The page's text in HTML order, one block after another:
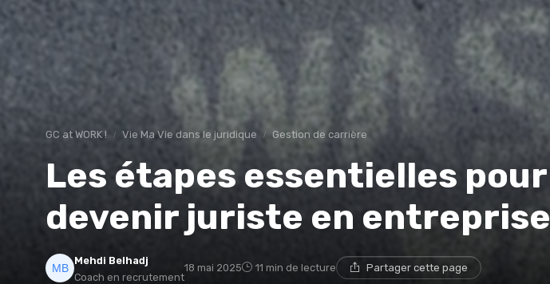
GC at WORK ! Vie Ma Vie dans le juridique Gestion de carrière
Les étapes essentielles pour
devenir juriste en entreprise
Mehdi Belhadj
Coach en recrutement
18 mai 2025 11 min de lecture Partager cette page